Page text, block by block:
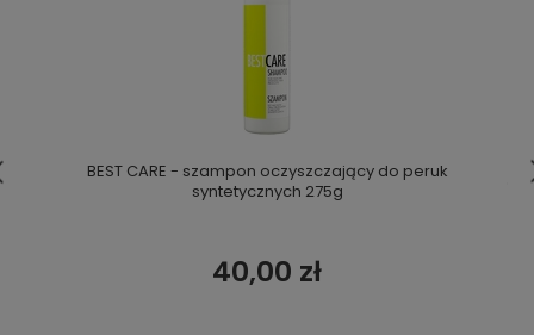
BEST CARE - szampon oczyszczający do peruk
syntetycznych 275g
40,00 zł